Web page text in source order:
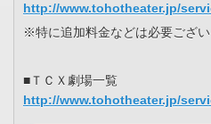
http://www.tohotheater.jp/
※特に追加料金などは必要ござ
■ＴＣＸ劇場一覧
http://www.tohotheater.jp/